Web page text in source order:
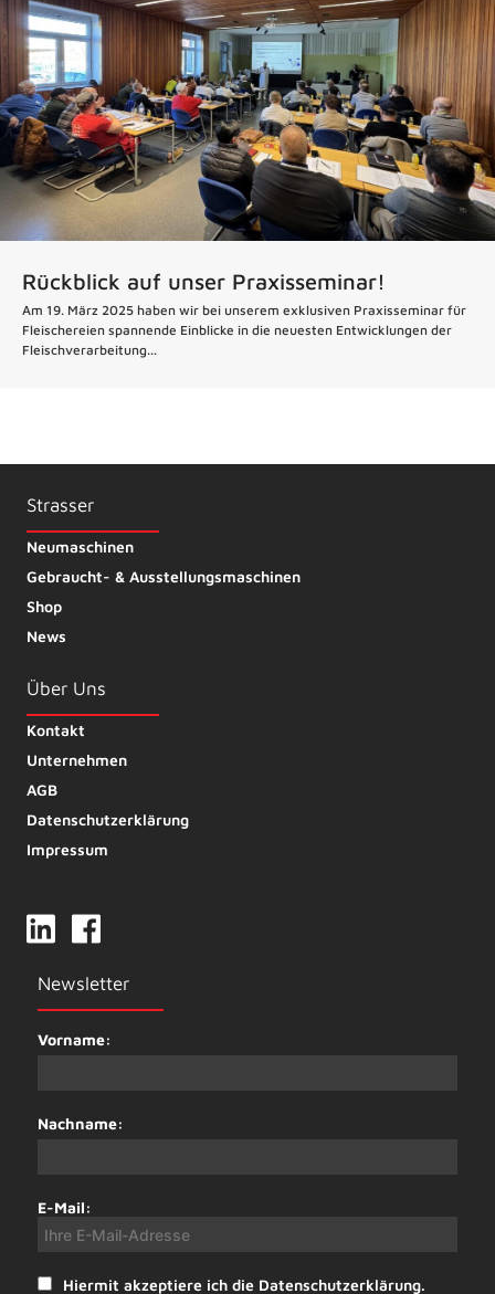
Rückblick auf unser Praxisseminar!
Am 19. März 2025 haben wir bei unserem exklusiven Praxisseminar für
Fleischereien spannende Einblicke in die neuesten Entwicklungen der
Fleischverarbeitung...
Strasser
Neumaschinen
Gebraucht- & Ausstellungsmaschinen
Shop
News
Über Uns
Kontakt
Unternehmen
AGB
Datenschutzerklärung
Impressum
Newsletter
Vorname:
Nachname:
E-Mail:
Hiermit akzeptiere ich die Datenschutzerklärung.